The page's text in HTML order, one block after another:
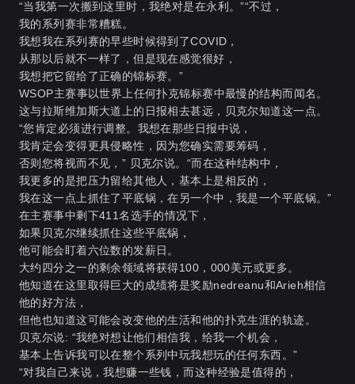
“当我第一次搬到这里时，我绝对是在永利。”“不过，
我的系列赛非常糟糕。
我想我在系列赛的早些时候得到了COVID，
从那以后就不一样了，但是现在感觉很好，
我想把它留给了正确的锦标赛。”
WSOP主赛事以世界上任何扑克锦标赛中最慢的结构而闻名。
这与拉斯维加斯大道上的日报相去甚远，贝克尔知道这一点。
“您肯定必须进行调整。我想在那些日报中说，
我肯定会变得更具侵略性，因为您确实需要筹码，
否则您将视而不见，” 贝克尔说。“而在这种结构中，
我更多的是把压力留给其他人，基本上是相反的，
我在这一点上抓住了平底锅，在另一个中，我是一个平底锅。”
在主赛事中剩下411名选手的情况下，
如果贝克尔继续抓住这些平底锅，
他可能会盯着六位数的发薪日。
大约四分之一的剩余领域将获得100，000美元或更多。
他知道在这里取得巨大的成绩将是奖励nedreanu和Arieh相信
他的好方法，
但他也知道这可能会改变他的生活和他的扑克生涯的轨迹。
贝克尔说: “我绝对想让他们相信我，给我一个机会，
基本上告诉我可以在整个系列中玩我想玩的任何东西。”
“对我自己来说，我想赚一些钱，而这种经验是值得的，